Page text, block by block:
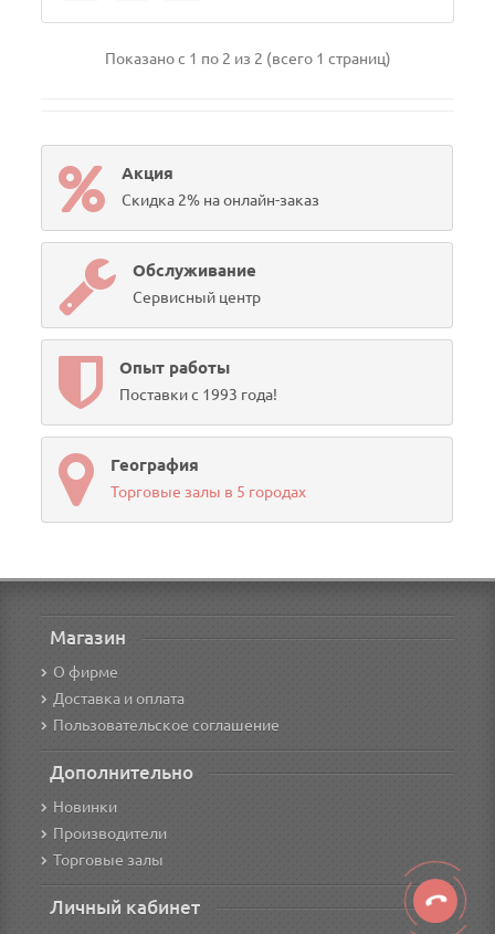
Показано с 1 по 2 из 2 (всего 1 страниц)
Акция
Скидка 2% на онлайн-заказ
Обслуживание
Сервисный центр
Опыт работы
Поставки с 1993 года!
География
Торговые залы в 5 городах
Магазин
О фирме
Доставка и оплата
Пользовательское соглашение
Дополнительно
Новинки
Производители
Торговые залы
Личный кабинет